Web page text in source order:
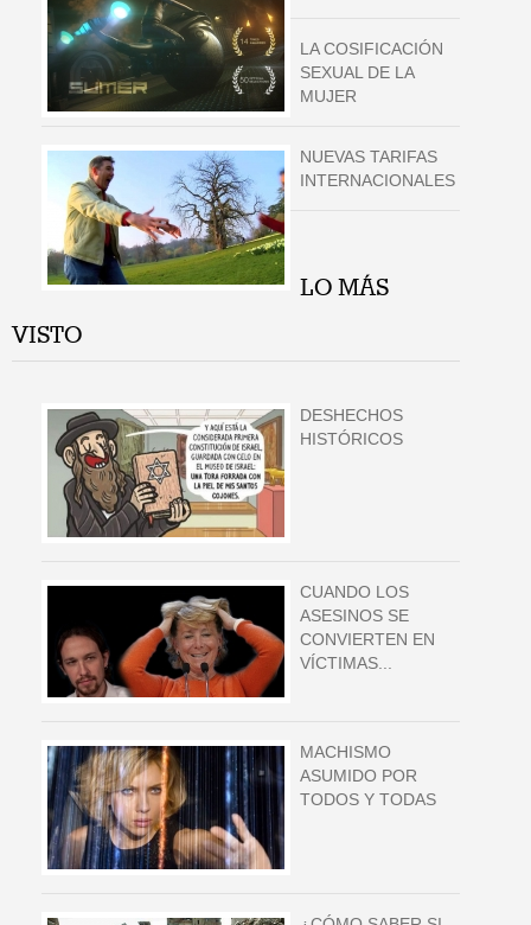
LA COSIFICACIÓN
SEXUAL DE LA
MUJER
NUEVAS TARIFAS
INTERNACIONALES
LO MÁS
VISTO
DESHECHOS
HISTÓRICOS
CUANDO LOS
ASESINOS SE
CONVIERTEN EN
VÍCTIMAS...
MACHISMO
ASUMIDO POR
TODOS Y TODAS